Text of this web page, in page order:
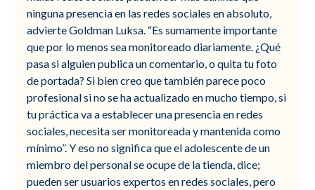
ninguna presencia en las redes sociales en absoluto,
advierte Goldman Luksa. “Es sumamente importante
que por lo menos sea monitoreado diariamente. ¿Qué
pasa si alguien publica un comentario, o quita tu foto
de portada? Si bien creo que también parece poco
profesional si no se ha actualizado en mucho tiempo, si
tu práctica va a establecer una presencia en redes
sociales, necesita ser monitoreada y mantenida como
mínimo”. Y eso no significa que el adolescente de un
miembro del personal se ocupe de la tienda, dice;
pueden ser usuarios expertos en redes sociales, pero